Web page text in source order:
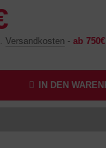
Versandkosten - ab
IN DEN